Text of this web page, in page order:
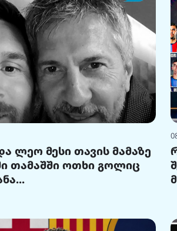
ლეო მესი თავის მამაზე
თამაშში ოთხი გოლიც